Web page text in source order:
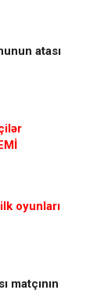
atası
oyunları
matçının